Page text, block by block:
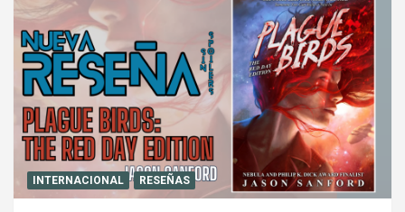
INTERNACIONAL RESEÑAS